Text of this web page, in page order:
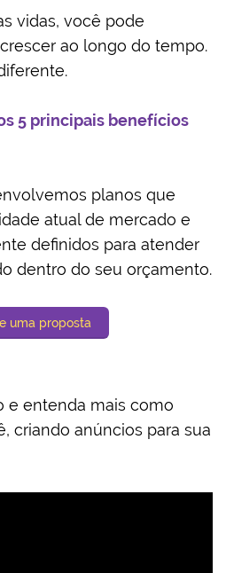
vidas, você pode
ao longo do tempo.
5 principais benefícios
planos que
atual de mercado e
definidos para atender
dentro do seu orçamento.
uma proposta
e entenda mais como
criando anúncios para sua